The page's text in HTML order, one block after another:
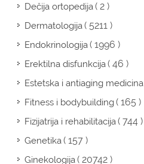
Dečija ortopedija( 2 )
Dermatologija( 5211 )
Endokrinologija( 1996 )
Erektilna disfunkcija( 46 )
Estetska i antiaging medicina
Fitness i bodybuilding( 165 )
Fizijatrija i rehabilitacija( 744 )
Genetika( 157 )
Ginekologija( 20742 )